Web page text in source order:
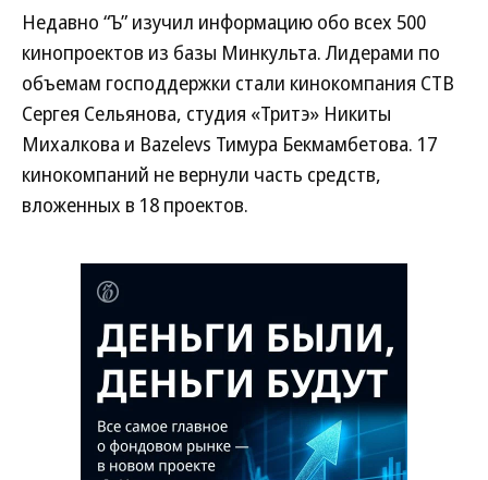
Недавно “Ъ” изучил информацию обо всех 500
кинопроектов из базы Минкульта. Лидерами по
объемам господдержки стали кинокомпания СТВ
Сергея Сельянова, студия «Тритэ» Никиты
Михалкова и Bazelevs Тимура Бекмамбетова. 17
кинокомпаний не вернули часть средств,
вложенных в 18 проектов.